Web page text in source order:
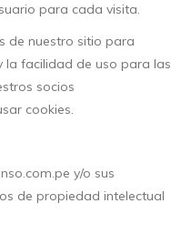
para cada visita.
de nuestro sitio para
la facilidad de uso para las
socios
cookies.
y/o sus
de propiedad intelectual